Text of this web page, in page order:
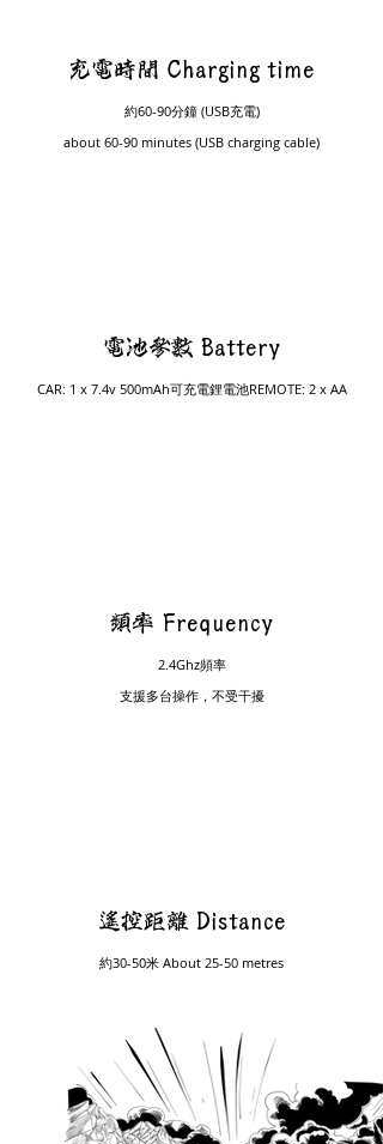
​充電時間 Charging time​
約60-90分鐘 (USB充電)
about 60-90 minutes (USB charging cable)
電池參數 Battery
CAR: 1 x 7.4v 500mAh可充電鋰電池REMOTE: 2 x AA
​頻率 Frequency
2.4Ghz頻率
​支援多台操作，不受干擾
​遙控距離 Distance
約30-50米 About 25-50 metres